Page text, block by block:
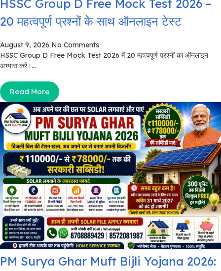
HSSC Group D Free Mock Test 2026 –
20 महत्वपूर्ण प्रश्नों के साथ ऑनलाइन टेस्ट
August 9, 2026 No Comments
HSSC Group D Free Mock Test 2026 में 20 महत्वपूर्ण प्रश्नों का ऑनलाइन
अभ्यास करें।...
Read More
PM Surya Ghar Muft Bijli Yojana 2026: